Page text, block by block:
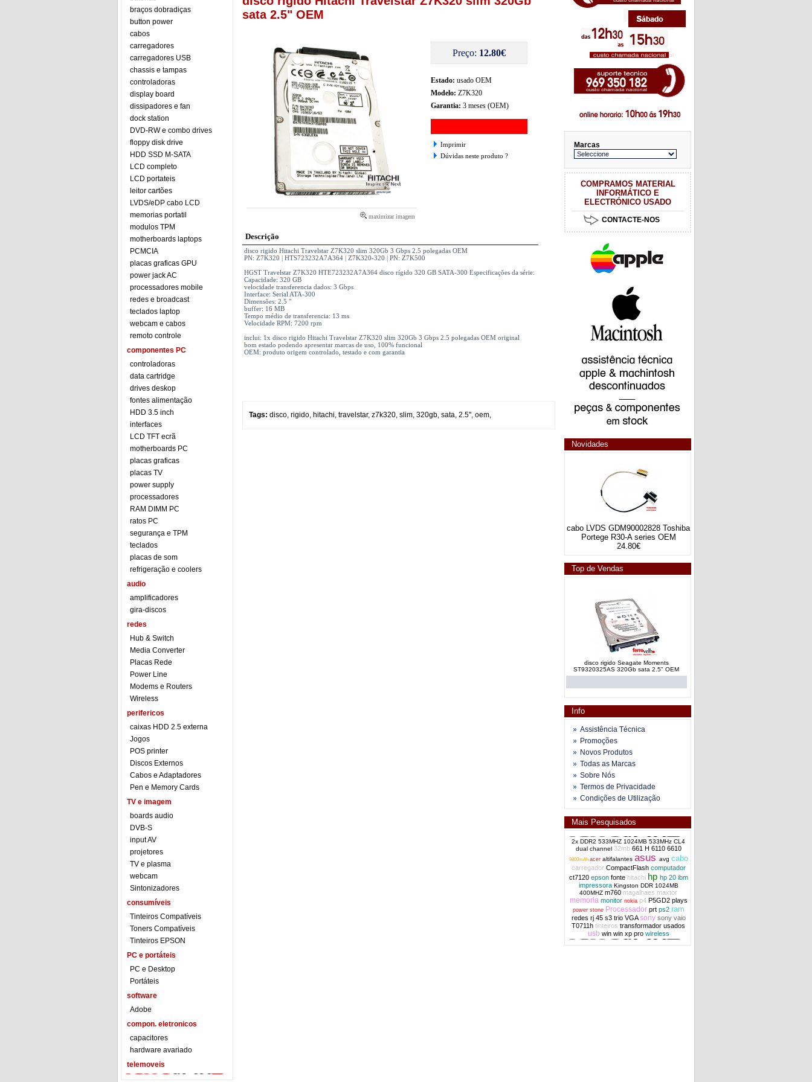
braços dobradiças
button power
cabos
carregadores
carregadores USB
chassis e tampas
controladoras
display board
dissipadores e fan
dock station
DVD-RW e combo drives
floppy disk drive
HDD SSD M-SATA
LCD completo
LCD portateis
leitor cartões
LVDS/eDP cabo LCD
memorias portatil
modulos TPM
motherboards laptops
PCMCIA
placas graficas GPU
power jack AC
processadores mobile
redes e broadcast
teclados laptop
webcam e cabos
remoto controle
componentes PC
controladoras
data cartridge
drives deskop
fontes alimentação
HDD 3.5 inch
interfaces
LCD TFT ecrã
motherboards PC
placas graficas
placas TV
power supply
processadores
RAM DIMM PC
ratos PC
segurança e TPM
teclados
placas de som
refrigeração e coolers
audio
amplificadores
gira-discos
redes
Hub & Switch
Media Converter
Placas Rede
Power Line
Modems e Routers
Wireless
perifericos
caixas HDD 2.5 externa
Jogos
POS printer
Discos Externos
Cabos e Adaptadores
Pen e Memory Cards
TV e imagem
boards audio
DVB-S
input AV
projetores
TV e plasma
webcam
Sintonizadores
consumíveis
Tinteiros Compatíveis
Toners Compatíveis
Tinteiros EPSON
PC e portáteis
PC e Desktop
Portáteis
software
Adobe
compon. eletronicos
capacitores
hardware avariado
telemoveis
sata 2.5" OEM
maximizar imagem
Preço: 12.80€
Estado: usado OEM
Modelo: Z7K320
Garantia: 3 meses (OEM)
Imprimir
Dúvidas neste produto ?
Descrição
disco rigido Hitachi Travelstar Z7K320 slim 320Gb 3 Gbps 2.5 polegadas OEM
PN: Z7K320 | HTS723232A7A364 | Z7K320-320 | PN: Z7K500
HGST Travelstar Z7K320 HTE723232A7A364 disco rígido 320 GB SATA-300 Especificações da série:
Capacidade: 320 GB
velocidade transferencia dados: 3 Gbps
Interface: Serial ATA-300
Dimensões: 2.5 "
buffer: 16 MB
Tempo médio de transferencia: 13 ms
Velocidade RPM: 7200 rpm
inclui: 1x disco rigido Hitachi Travelstar Z7K320 slim 320Gb 3 Gbps 2.5 polegadas OEM original
bom estado podendo apresentar marcas de uso, 100% funcional
OEM: produto origem controlado, testado e com garantia
Tags: disco, rigido, hitachi, travelstar, z7k320, slim, 320gb, sata, 2.5", oem,
Marcas
COMPRAMOS MATERIAL
INFORMÁTICO E
ELECTRÓNICO USADO
CONTACTE-NOS
Novidades
cabo LVDS GDM90002828 Toshiba
Portege R30-A series OEM
24.80€
Top de Vendas
disco rigido Seagate Moments
ST9320325AS 320Gb sata 2.5" OEM
320Gb SATA II 16MB
disco rigido 500Gb slim 2.5pol sata 6Gbps
diversas marcas OEM
Info
Assistência Técnica
Promoções
Novos Produtos
Todas as Marcas
Sobre Nós
Termos de Privacidade
Condições de Utilização
Mais Pesquisados
2x DDR2 533MHZ 1024MB 533MHz CL4
dual channel 32mb 661 H 6110 6610
9800mAh acer altifalantes asus avg cabo
carregador CompactFlash computador
ct7120 epson fonte hitachi hp hp 20 ibm
impressora Kingston DDR 1024MB
400MHZ m760 magalhaes maxtor
memoria monitor nokia p4 P5GD2 plays
power stone Processador prt ps2 ram
redes rj 45 s3 trio VGAsony sony vaio
T0711h tinteiros transformador usados
usb win win xp pro wireless